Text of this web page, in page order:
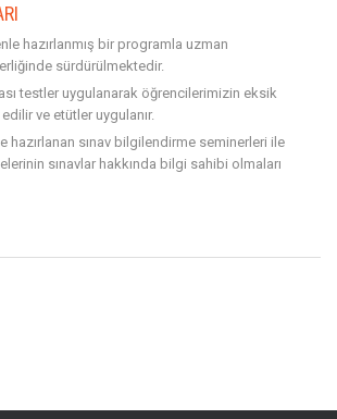
hazırlanmış bir programla uzman
sürdürülmektedir.
testler uygulanarak öğrencilerimizin eksik
ve etütler uygulanır.
hazırlanan sınav bilgilendirme seminerleri ile
sınavlar hakkında bilgi sahibi olmaları